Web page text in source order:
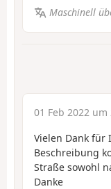
Maschinell
01 Feb 2022 um
Vielen Dank für
Beschreibung
Straße sowohl
Danke